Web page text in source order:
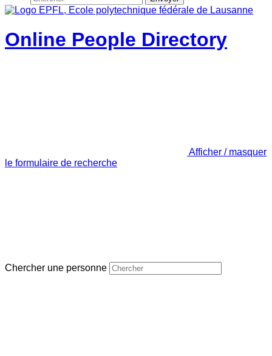
Online People Directory
Afficher / masquer
le formulaire de recherche
Chercher une personne